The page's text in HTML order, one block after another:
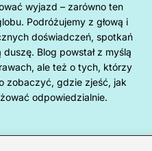
wyjazd – zarówno ten
Podróżujemy z głową i
doświadczeń, spotkań
Blog powstał z myślą
ale też o tych, którzy
zobaczyć, gdzie zjeść, jak
odpowiedzialnie.